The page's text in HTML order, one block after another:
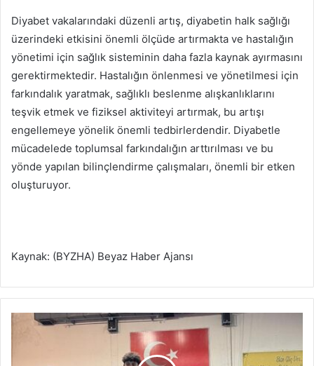
Diyabet vakalarındaki düzenli artış, diyabetin halk sağlığı
üzerindeki etkisini önemli ölçüde artırmakta ve hastalığın
yönetimi için sağlık sisteminin daha fazla kaynak ayırmasını
gerektirmektedir. Hastalığın önlenmesi ve yönetilmesi için
farkındalık yaratmak, sağlıklı beslenme alışkanlıklarını
teşvik etmek ve fiziksel aktiviteyi artırmak, bu artışı
engellemeye yönelik önemli tedbirlerdendir. Diyabetle
mücadelede toplumsal farkındalığın arttırılması ve bu
yönde yapılan bilinçlendirme çalışmaları, önemli bir etken
oluşturuyor.
Kaynak: (BYZHA) Beyaz Haber Ajansı